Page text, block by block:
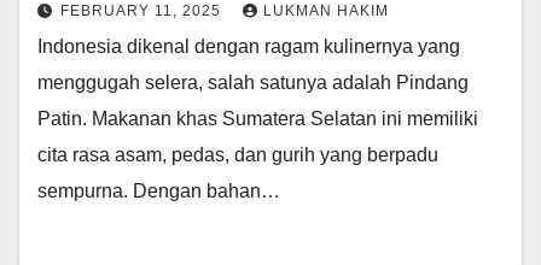
FEBRUARY 11, 2025 LUKMAN HAKIM
Indonesia dikenal dengan ragam kulinernya yang
menggugah selera, salah satunya adalah Pindang
Patin. Makanan khas Sumatera Selatan ini memiliki
cita rasa asam, pedas, dan gurih yang berpadu
sempurna. Dengan bahan…